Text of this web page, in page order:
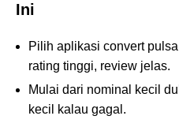
Ini
Pilih aplikasi convert
rating tinggi, review jelas.
Mulai dari nominal kecil
kecil kalau gagal.